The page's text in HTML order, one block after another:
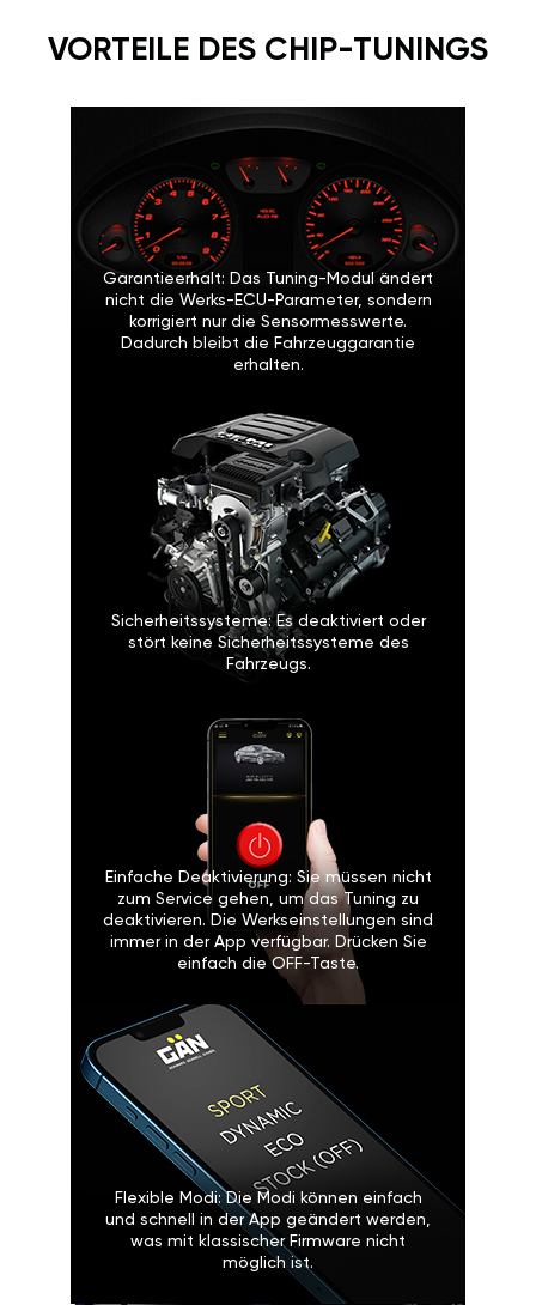
VORTEILE DES CHIP-TUNINGS
Garantieerhalt: Das Tuning-Modul ändert
nicht die Werks-ECU-Parameter, sondern
korrigiert nur die Sensormesswerte.
Dadurch bleibt die Fahrzeuggarantie
erhalten.
Sicherheitssysteme: Es deaktiviert oder
stört keine Sicherheitssysteme des
Fahrzeugs.
Einfache Deaktivierung: Sie müssen nicht
zum Service gehen, um das Tuning zu
deaktivieren. Die Werkseinstellungen sind
immer in der App verfügbar. Drücken Sie
einfach die OFF-Taste.
Flexible Modi: Die Modi können einfach
und schnell in der App geändert werden,
was mit klassischer Firmware nicht
möglich ist.